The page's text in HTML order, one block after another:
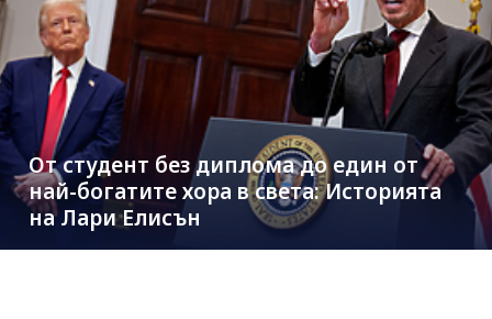
От студент без диплома до един от
най-богатите хора в света: Историята
на Лари Елисън